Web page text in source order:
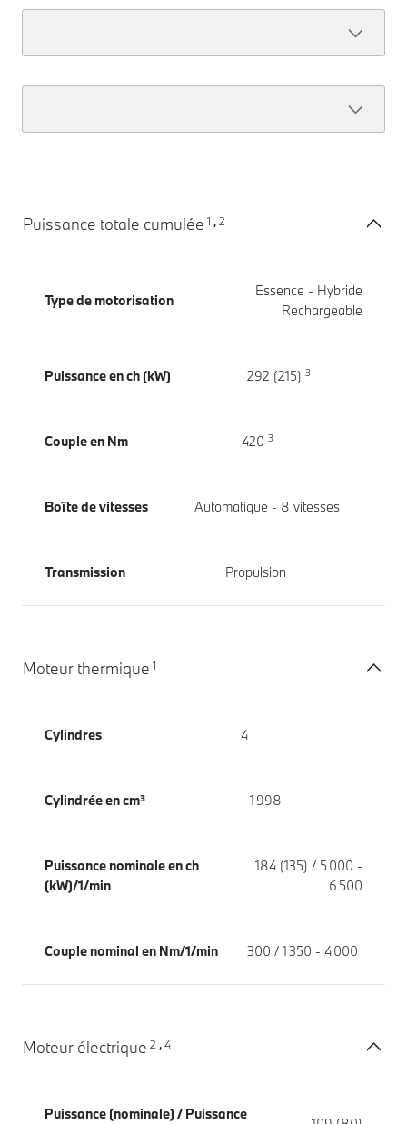
Puissance totale cumulée 1 , 2
Type de motorisation
Essence - Hybride
Rechargeable
Puissance en ch (kW) 292 (215) 3
Couple en Nm 420 3
Boîte de vitesses Automatique - 8 vitesses
Transmission Propulsion
Moteur thermique 1
Cylindres 4
Cylindrée en cm³ 1 998
Puissance nominale en ch
(kW)/1/min
184 (135) / 5 000 -
6 500
Couple nominal en Nm/1/min 300 / 1 350 - 4 000
Moteur électrique 2 , 4
Puissance (nominale) / Puissance